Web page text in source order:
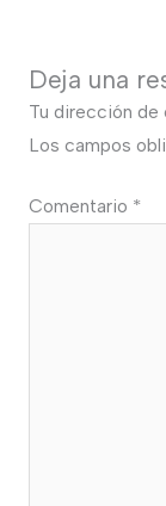
Deja una
Tu dirección de
Los campos
Comentario *